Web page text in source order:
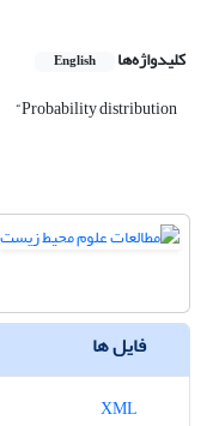
کلیدواژه‌ها English
“Probability distribution
فایل ها